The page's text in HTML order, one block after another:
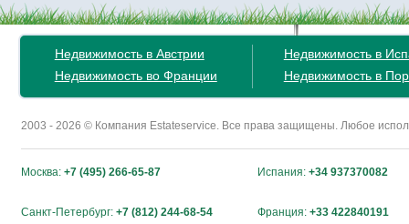
Недвижимость в Австрии
Недвижимость во Франции
Недвижимость в
Недвижимость в
2003 - 2026 © Компания Estateservice. Все права защищены. Любое
Москва: +7 (495) 266-65-87 Испания: +34 937370082
Санкт-Петербург: +7 (812) 244-68-54 Франция: +33 422840191